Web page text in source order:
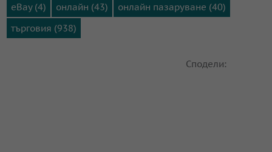
eBay (4)
онлайн (43)
онлайн пазаруване (40)
търговия (938)
Сподели: